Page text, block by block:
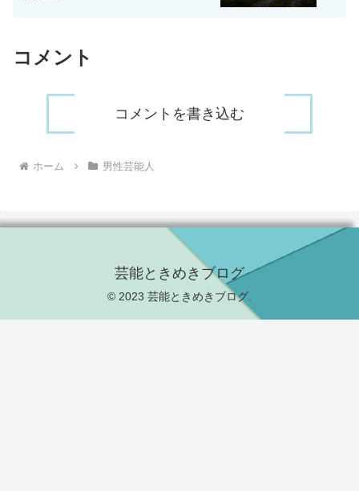
コメント
コメントを書き込む
ホーム 男性芸能人
芸能ときめきブログ
© 2023 芸能ときめきブログ.